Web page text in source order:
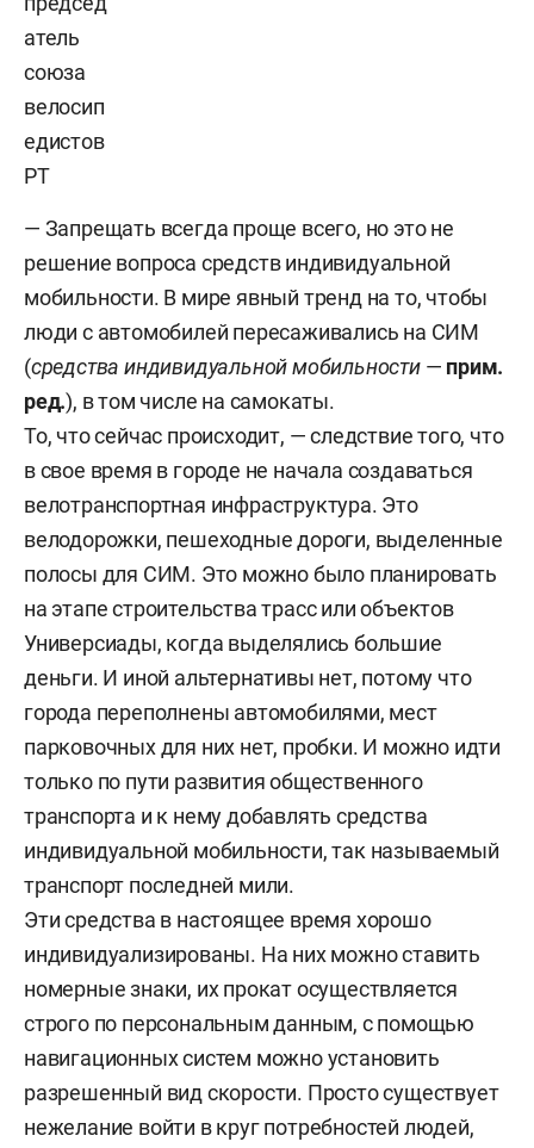
— Запрещать всегда проще всего, но это не
решение вопроса средств индивидуальной
мобильности. В мире явный тренд на то, чтобы
люди с автомобилей пересаживались на СИМ
(средства индивидуальной мобильности— прим.
ред.), в том числе на самокаты.
То, что сейчас происходит, — следствие того, что
в свое время в городе не начала создаваться
велотранспортная инфраструктура. Это
велодорожки, пешеходные дороги, выделенные
полосы для СИМ. Это можно было планировать
на этапе строительства трасс или объектов
Универсиады, когда выделялись большие
деньги. И иной альтернативы нет, потому что
города переполнены автомобилями, мест
парковочных для них нет, пробки. И можно идти
только по пути развития общественного
транспорта и к нему добавлять средства
индивидуальной мобильности, так называемый
транспорт последней мили.
Эти средства в настоящее время хорошо
индивидуализированы. На них можно ставить
номерные знаки, их прокат осуществляется
строго по персональным данным, с помощью
навигационных систем можно установить
разрешенный вид скорости. Просто существует
нежелание войти в круг потребностей людей,